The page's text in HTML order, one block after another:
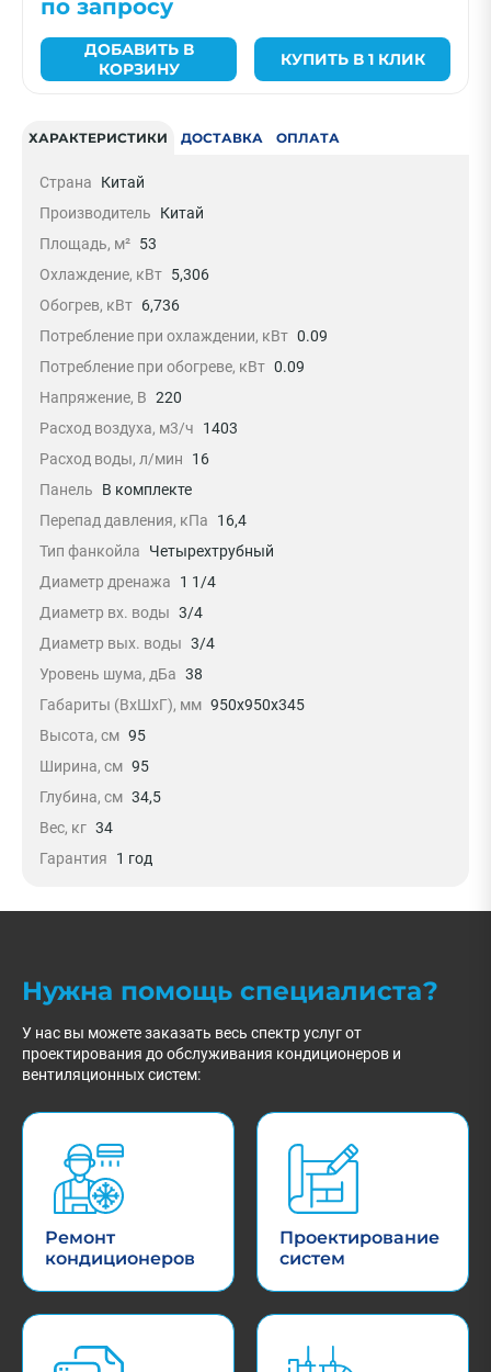
по запросу
ДОБАВИТЬ В
КОРЗИНУ
КУПИТЬ В 1 КЛИК
ХАРАКТЕРИСТИКИ ДОСТАВКА ОПЛАТА
Страна
Китай
Производитель
Китай
Площадь, м² 53
Охлаждение, кВт 5,306
Обогрев, кВт 6,736
Потребление при охлаждении, кВт 0.09
Потребление при обогреве, кВт 0.09
Напряжение, В 220
Расход воздуха, м3/ч
1403
Расход воды, л/мин
16
Панель
В комплекте
Перепад давления, кПа
16,4
Тип фанкойла
Четырехтрубный
Диаметр дренажа
1 1/4
Диаметр вх. воды 3/4
Диаметр вых. воды 3/4
Уровень шума, дБа 38
Габариты (ВxШxГ), мм 950х950х345
Высота, см 95
Ширина, см 95
Глубина, см 34,5
Вес, кг 34
Гарантия
1 год
Нужна помощь специалиста?
У нас вы можете заказать весь спектр услуг от
проектирования до обслуживания кондиционеров и
вентиляционных систем:
Ремонт
кондиционеров
Проектирование
систем